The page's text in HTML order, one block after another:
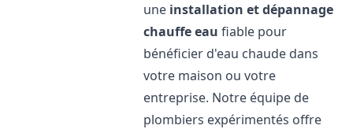
une installation et dépannage
chauffe eau fiable pour
bénéficier d'eau chaude dans
votre maison ou votre
entreprise. Notre équipe de
plombiers expérimentés offre